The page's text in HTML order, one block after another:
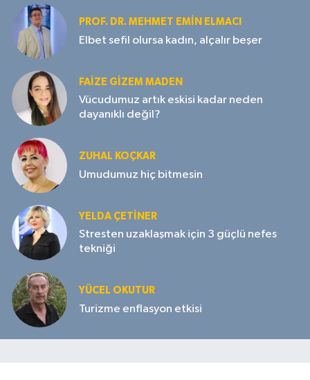
PROF. DR. MEHMET EMIN ELMACI
Elbet sefil olursa kadın, alçalır beşer
FAIZE GIZEM MADEN
Vücudumuz artık eskisi kadar neden
dayanıklı değil?
ZUHAL KOÇKAR
Umudumuz hiç bitmesin
YELDA ÇETİNER
Stresten uzaklaşmak için 3 güçlü nefes
tekniği
YÜCEL OKUTUR
Turizme enflasyon etkisi